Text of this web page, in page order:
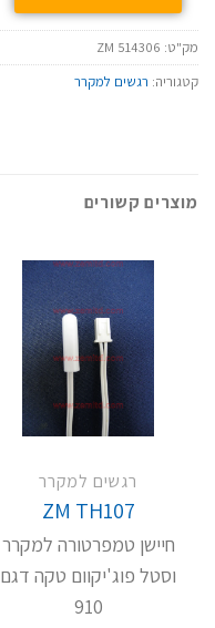
מק"ט: ZM 514306
קטגוריה: רגשים למקרר
מוצרים קשורים
רגשים למקרר
ZM TH107
חיישן טמפרטורה למקרר
וסטל פוג'יקוום טקה דגם
910